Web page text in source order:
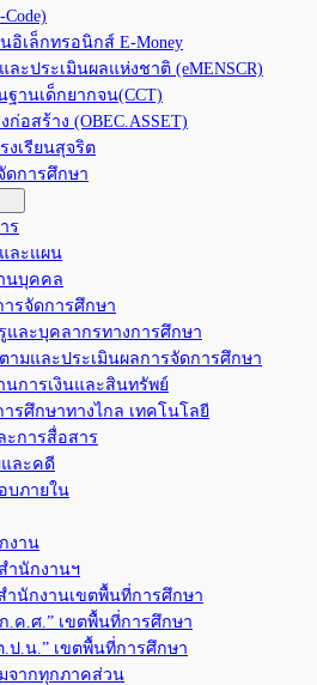
อิเล็กทรอนิกส์ E-Money
ะประเมินผลแห่งชาติ (eMENSCR)
านเด็กยากจน(CCT)
อสร้าง (OBEC.ASSET)
งเรียนสุจริต
ดการศึกษา
ร
ละแผน
นบุคคล
ารจัดการศึกษา
ละบุคลากรทางการศึกษา
ามและประเมินผลการจัดการศึกษา
นการเงินและสินทรัพย์
ารศึกษาทางไกล เทคโนโลยี
ะการสื่อสาร
ละคดี
บภายใน
งาน
ำนักงานฯ
ำนักงานเขตพื้นที่การศึกษา
.ค.ศ.” เขตพื้นที่การศึกษา
.ป.น.” เขตพื้นที่การศึกษา
จากทุกภาคส่วน